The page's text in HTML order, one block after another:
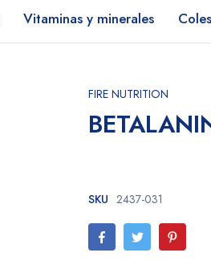
Vitaminas y minerales
FIRE NUTRITION
SKU 2437-031